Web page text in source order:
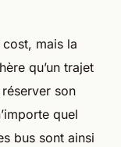
mais la
qu’un trajet
son
quel
bus sont ainsi